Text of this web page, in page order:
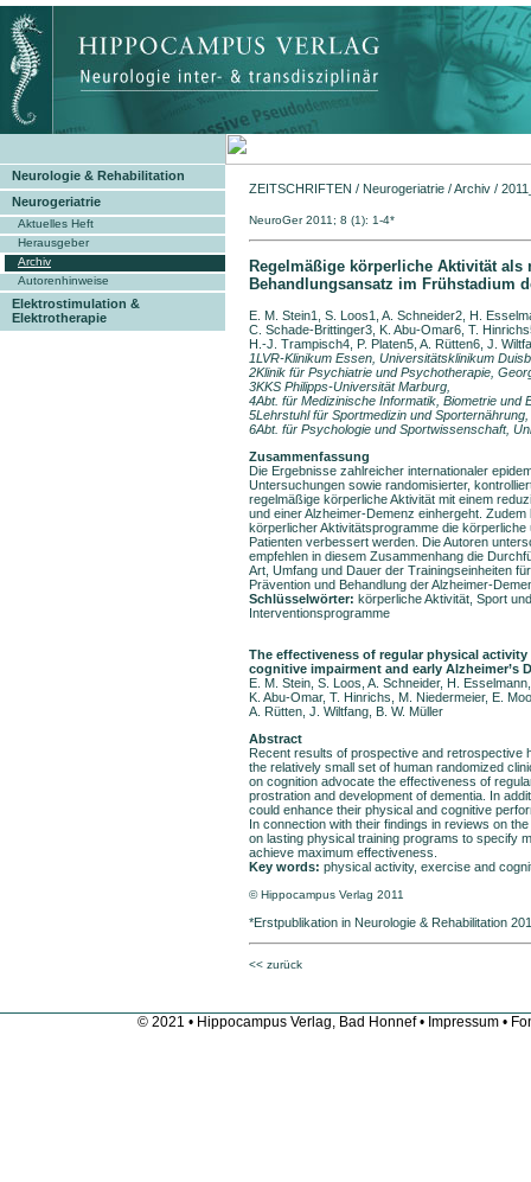
Neurologie & Rehabilitation
Neurogeriatrie
Aktuelles Heft
Herausgeber
Archiv
Autorenhinweise
Elektrostimulation &
Elektrotherapie
ZEITSCHRIFTEN / Neurogeriatrie /Archiv /
NeuroGer 2011; 8
Regelmäßige körperliche Aktivität
Behandlungsansatz im Frühstadium
E. M. Stein1, S. Loos1, A. Schneider2, H.
C. Schade-Brittinger3, K. Abu-Omar6, T.
H.-J. Trampisch4, P. Platen5, A. Rütten6, J.
1LVR-Klinikum Essen, Universitätsklinikum
2Klinik für Psychiatrie und Psychotherapie,
3KKS Philipps-Universität Marburg,
4Abt. für Medizinische Informatik, Biometrie und
5Lehrstuhl für Sportmedizin und
6Abt. für Psychologie und Sportwissenschaft,
Zusammenfassung
Die Ergebnisse zahlreicher internationaler
Untersuchungen sowie randomisierter,
regelmäßige körperliche Aktivität mit einem
und einer Alzheimer-Demenz einhergeht.
körperlicher Aktivitätsprogramme die
Patienten verbessert werden. Die Autoren
empfehlen in diesem Zusammenhang die
Art, Umfang und Dauer der Trainingseinheiten
Prävention und Behandlung der Alzheimer-
Schlüsselwörter: körperliche Aktivität, Sport
Interventionsprogramme
The effectiveness of regular physical
cognitive impairment and early Alzheimer’s
E. M. Stein, S. Loos, A. Schneider, H.
K. Abu-Omar, T. Hinrichs, M. Niedermeier, E.
A. Rütten, J. Wiltfang, B. W. Müller
Abstract
Recent results of prospective and retrospective
the relatively small set of human randomized
on cognition advocate the effectiveness of
prostration and development of dementia. In
could enhance their physical and cognitive
In connection with their findings in reviews on
on lasting physical training programs to specify
achieve maximum effectiveness.
Key words: physical activity, exercise and
© Hippocampus Verlag 2011
*Erstpublikation in Neurologie & Rehabilitation
<< zurück
© 2021 • Hippocampus Verlag, Bad Honnef • Impressum •